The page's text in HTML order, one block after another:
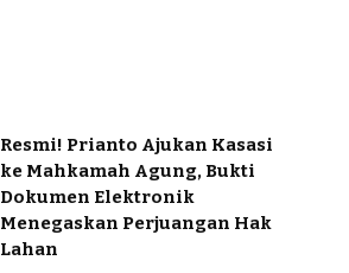
Resmi! Prianto Ajukan Kasasi
ke Mahkamah Agung, Bukti
Dokumen Elektronik
Menegaskan Perjuangan Hak
Lahan